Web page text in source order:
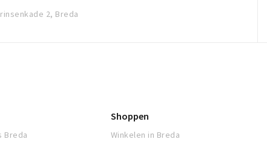
2, Breda
Breda
Shoppen
Winkelen in Breda